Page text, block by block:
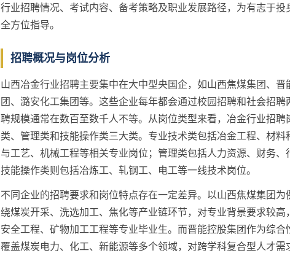
行业招聘情况、考试内容、备考策略及职业发展路径，为有志于投
全方位指导。
招聘概况与岗位分析
山西冶金行业招聘主要集中在大中型央国企，如山西焦煤集团、晋
团、潞安化工集团等。这些企业每年都会通过校园招聘和社会招聘
聘规模通常在数百至数千人不等。从岗位类型来看，冶金行业招聘
类、管理类和技能操作类三大类。专业技术类包括冶金工程、材料
与工艺、机械工程等相关专业岗位；管理类包括人力资源、财务、
技能操作类则包括冶炼工、轧钢工、电工等一线技术岗位。
不同企业的招聘要求和岗位特点存在一定差异。以山西焦煤集团为
绕煤炭开采、洗选加工、焦化等产业链环节，对专业背景要求较高
安全工程、矿物加工工程等专业毕业生。而晋能控股集团作为综合
覆盖煤炭电力、化工、新能源等多个领域，对跨学科复合型人才需